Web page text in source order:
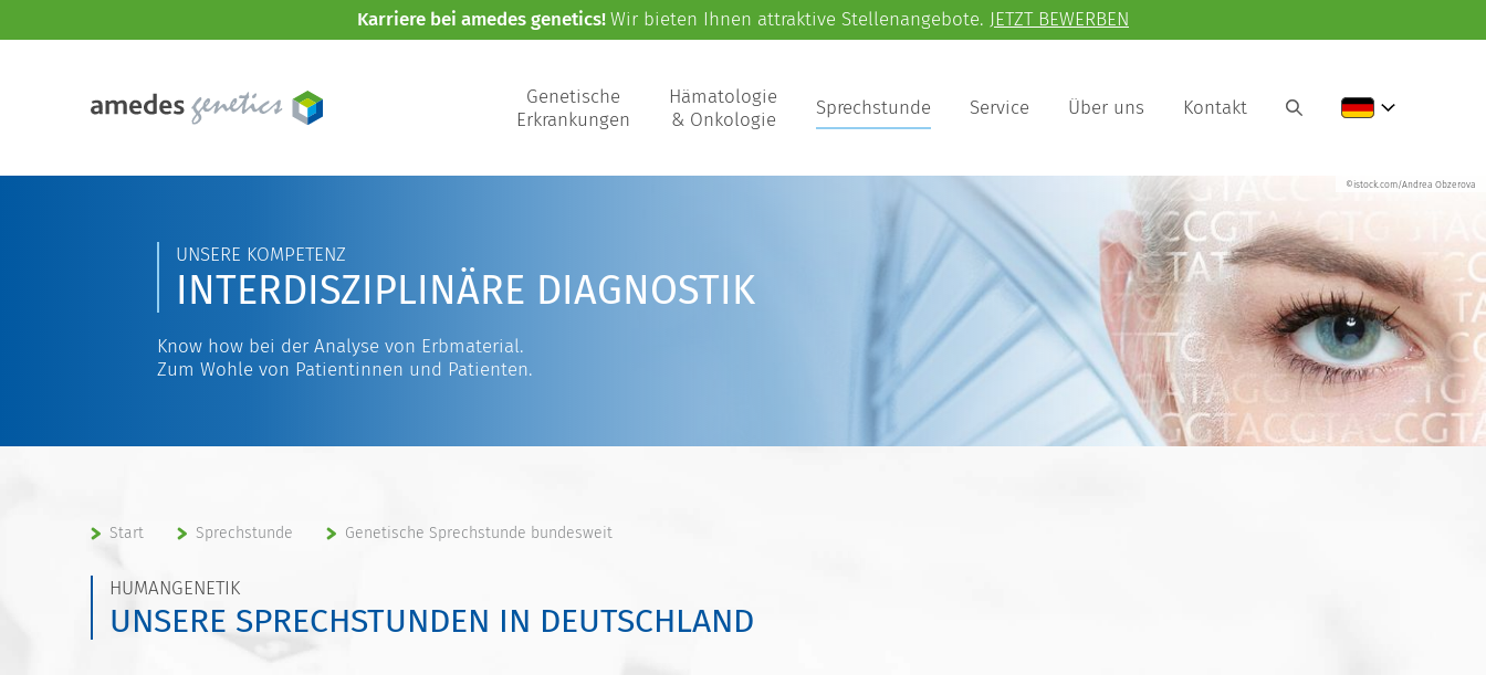
Karriere bei amedes genetics!Wir bieten Ihnen attraktive Stellenangebote. JETZT BEWERBEN
Genetische
Erkrankungen
Hämatologie
& Onkologie
Sprechstunde Service Über uns Kontakt
©istock.com/Andrea Obzerova
UNSERE KOMPETENZ
INTERDISZIPLINÄRE DIAGNOSTIK
Know how bei der Analyse von Erbmaterial.
Zum Wohle von Patientinnen und Patienten.
Start Sprechstunde Genetische Sprechstunde bundesweit
HUMANGENETIK
UNSERE SPRECHSTUNDEN IN DEUTSCHLAND